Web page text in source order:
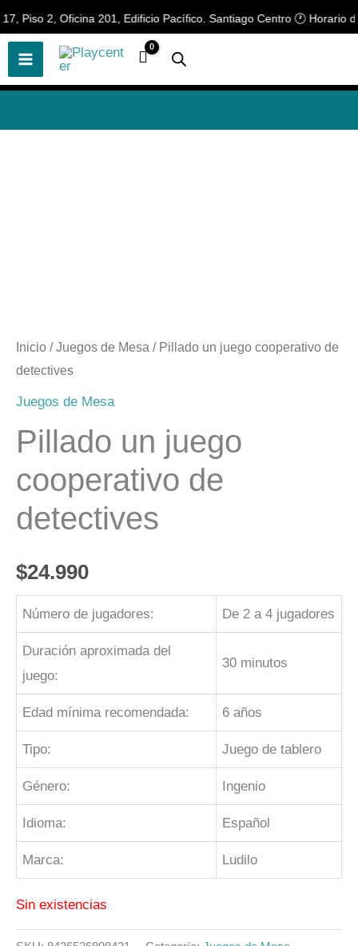
Piso 2, Oficina 201, Edificio Pacífico. Santiago Centro 🕐 Horario de
Ir
al
contenido
Inicio /Juegos de Mesa / Pillado un juego cooperativo de
detectives
Juegos de Mesa
Pillado un juego
cooperativo de
detectives
$24.990
Número de jugadores: De 2 a 4 jugadores
Duración aproximada del
juego:
30 minutos
Edad mínima recomendada: 6 años
Tipo: Juego de tablero
Género: Ingenio
Idioma: Español
Marca: Ludilo
Sin existencias
🎲¡Descubre nuestras increíbles
ofertas!🎲
📢 ¡OFERTAS! 🔥